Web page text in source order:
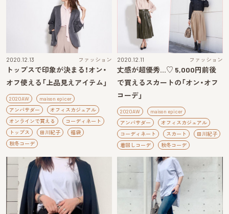
2020.12.13 ファッション
トップスで印象が決まる！オン・
オフ使える「上品見えアイテム」
2020AW
maison epicer
アンバサダー
オフィスカジュアル
オンラインで買える
コーディネート
トップス
田川紀子
福袋
秋冬コーデ
2020.12.11 ファッション
丈感が超優秀…♡ 5,000円前後
で買えるスカートの「オン・オフ
コーデ」
2020AW
maison epicer
アンバサダー
オフィスカジュアル
コーディネート
スカート
田川紀子
着回しコーデ
秋冬コーデ